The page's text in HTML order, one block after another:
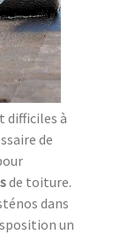
difficiles à
de
de toiture.
dans
un